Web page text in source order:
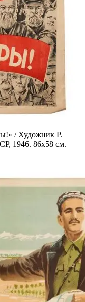
/ Художник Р.
1946. 86х58 см.